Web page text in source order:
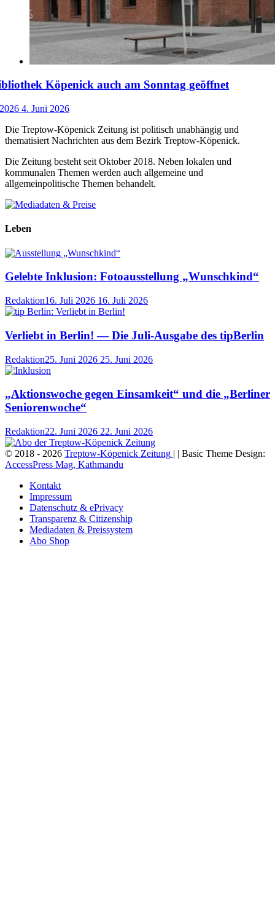
Köpenick auch am Sonntag geöffnet
4. Juni 2026
Die Treptow-Köpenick Zeitung ist politisch unabhängig und
thematisiert Nachrichten aus dem Bezirk Treptow-Köpenick.
Die Zeitung besteht seit Oktober 2018. Neben lokalen und
kommunalen Themen werden auch allgemeine und
allgemeinpolitische Themen behandelt.
Leben
Gelebte Inklusion: Fotoausstellung „Wunschkind“
Redaktion16. Juli 2026 16. Juli 2026
Verliebt in Berlin! — Die Juli-Ausgabe des tipBerlin
Redaktion25. Juni 2026 25. Juni 2026
„Aktionswoche gegen Einsamkeit“ und die „Berliner
Seniorenwoche“
Redaktion22. Juni 2026 22. Juni 2026
© 2018 - 2026 Treptow-Köpenick Zeitung | | Basic Theme Design:
AccessPress Mag, Kathmandu
Kontakt
Impressum
Datenschutz & ePrivacy
Transparenz & Citizenship
Mediadaten & Preissystem
Abo Shop